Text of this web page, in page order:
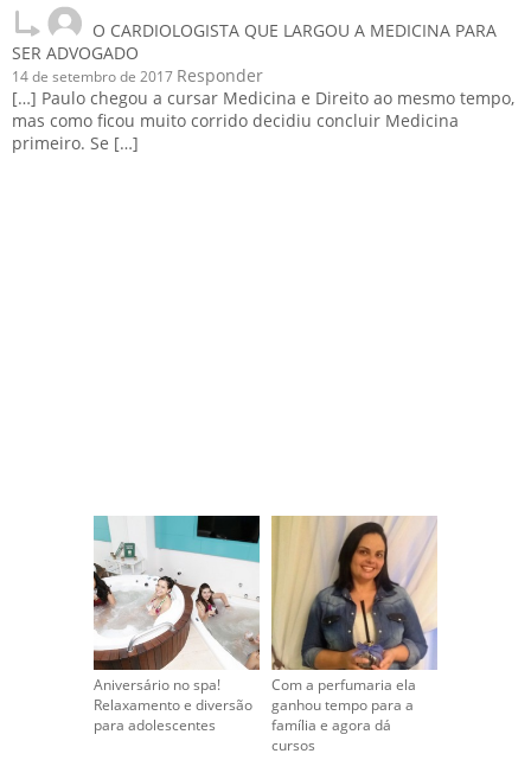
O CARDIOLOGISTA QUE LARGOU A MEDICINA PARA
SER ADVOGADO
14 de setembro de 2017 Responder
[…] Paulo chegou a cursar Medicina e Direito ao mesmo tempo,
mas como ficou muito corrido decidiu concluir Medicina
primeiro. Se […]
Aniversário no spa!
Relaxamento e diversão
para adolescentes
Com a perfumaria ela
ganhou tempo para a
família e agora dá
cursos